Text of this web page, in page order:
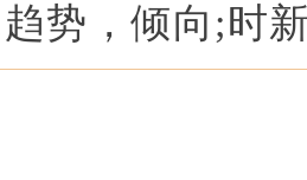
势，倾向;时